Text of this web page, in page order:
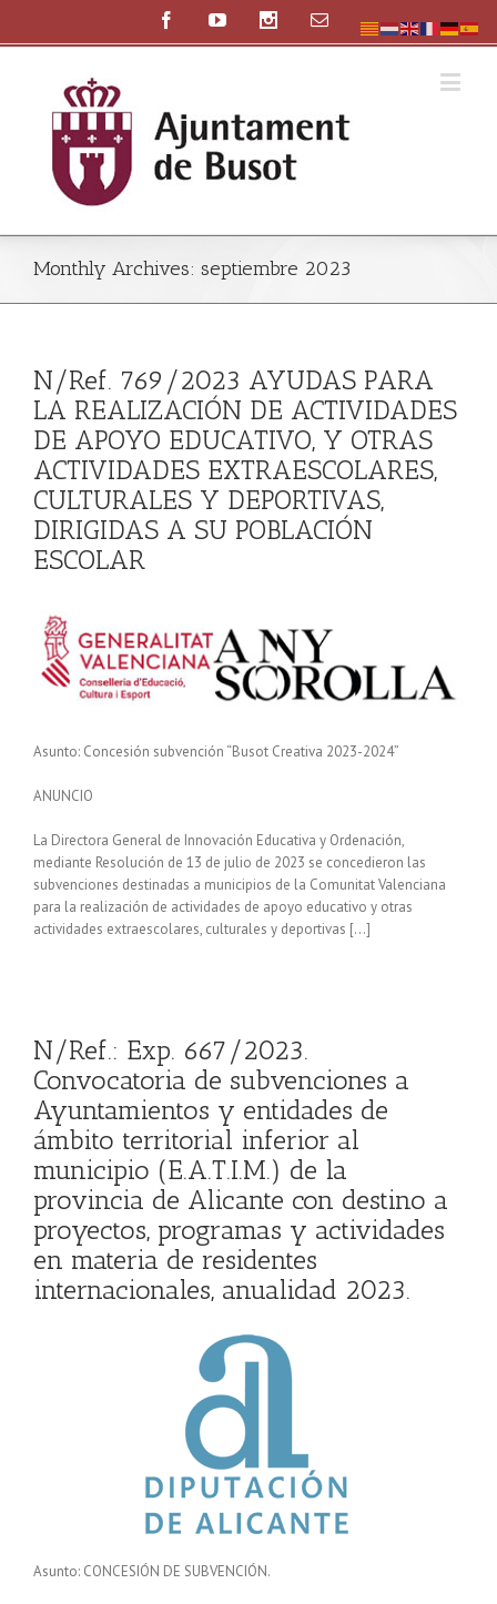
Monthly Archives: septiembre 2023
N/Ref. 769/2023 AYUDAS PARA
LA REALIZACIÓN DE ACTIVIDADES
DE APOYO EDUCATIVO, Y OTRAS
ACTIVIDADES EXTRAESCOLARES,
CULTURALES Y DEPORTIVAS,
DIRIGIDAS A SU POBLACIÓN
ESCOLAR
Asunto: Concesión subvención “Busot Creativa 2023-2024”
ANUNCIO
La Directora General de Innovación Educativa y Ordenación,
mediante Resolución de 13 de julio de 2023 se concedieron las
subvenciones destinadas a municipios de la Comunitat Valenciana
para la realización de actividades de apoyo educativo y otras
actividades extraescolares, culturales y deportivas […]
N/Ref.: Exp. 667/2023.
Convocatoria de subvenciones a
Ayuntamientos y entidades de
ámbito territorial inferior al
municipio (E.A.T.I.M.) de la
provincia de Alicante con destino a
proyectos, programas y actividades
en materia de residentes
internacionales, anualidad 2023.
Asunto: CONCESIÓN DE SUBVENCIÓN.